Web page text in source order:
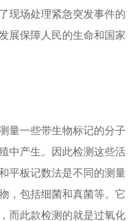
现场处理紧急突发事件的
展保障人民的生命和国家
量一些带生物标记的分子
中产生。因此检测这些活
平板记数法是不同的测量
，包括细菌和真菌等。它
而此款检测的就是过氧化